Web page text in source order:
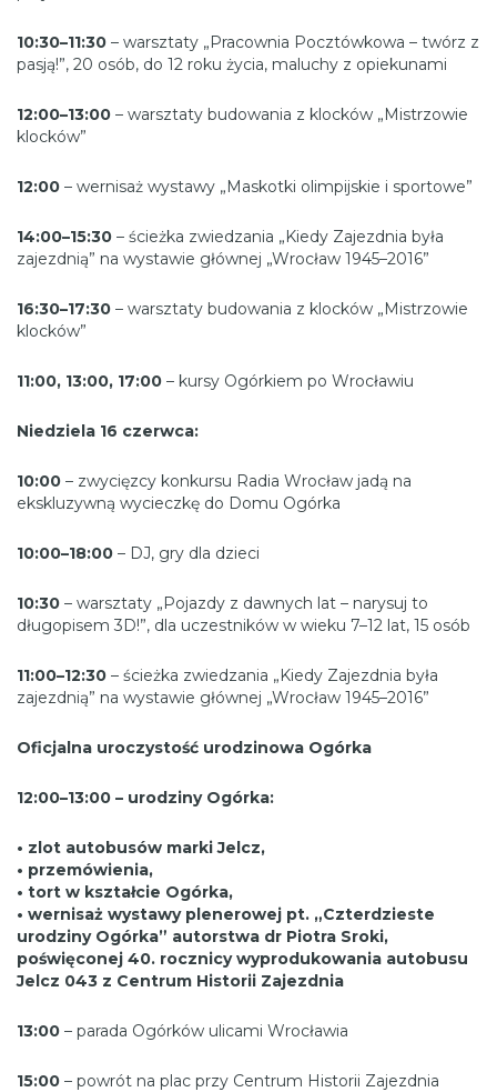
10:30–11:30 – warsztaty „Pracownia Pocztówkowa – twórz z
pasją!”, 20 osób, do 12 roku życia, maluchy z opiekunami
12:00–13:00 – warsztaty budowania z klocków „Mistrzowie
klocków”
12:00 – wernisaż wystawy „Maskotki olimpijskie i sportowe”
14:00–15:30 – ścieżka zwiedzania „Kiedy Zajezdnia była
zajezdnią” na wystawie głównej „Wrocław 1945–2016”
16:30–17:30 – warsztaty budowania z klocków „Mistrzowie
klocków”
11:00, 13:00, 17:00 – kursy Ogórkiem po Wrocławiu
Niedziela 16 czerwca:
10:00 – zwycięzcy konkursu Radia Wrocław jadą na
ekskluzywną wycieczkę do Domu Ogórka
10:00–18:00 – DJ, gry dla dzieci
10:30 – warsztaty „Pojazdy z dawnych lat – narysuj to
długopisem 3D!”, dla uczestników w wieku 7–12 lat, 15 osób
11:00–12:30 – ścieżka zwiedzania „Kiedy Zajezdnia była
zajezdnią” na wystawie głównej „Wrocław 1945–2016”
Oficjalna uroczystość urodzinowa Ogórka
12:00–13:00 – urodziny Ogórka:
• zlot autobusów marki Jelcz,
• przemówienia,
• tort w kształcie Ogórka,
• wernisaż wystawy plenerowej pt. „Czterdzieste
urodziny Ogórka” autorstwa dr Piotra Sroki,
poświęconej 40. rocznicy wyprodukowania autobusu
Jelcz 043 z Centrum Historii Zajezdnia
13:00 – parada Ogórków ulicami Wrocławia
15:00 – powrót na plac przy Centrum Historii Zajezdnia